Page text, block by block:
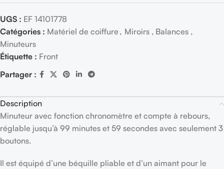
UGS : EF 14101778
Catégories : Matériel de coiffure , Miroirs , Balances ,
Minuteurs
Étiquette : Front
Partager :
Description
Minuteur avec fonction chronomètre et compte à rebours,
réglable jusqu’à 99 minutes et 59 secondes avec seulement 3
boutons.
Il est équipé d’une béquille pliable et d’un aimant pour le